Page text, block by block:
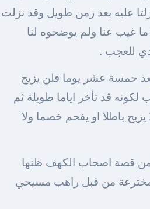
عليه بعد زمن طويل وقد نزلت
غيب عنا ولم يوضحوه لنا
للعجب .
خمسة عشر يوما فلن يزيح
لكونه قد تأخر اياما طويلة ثم
باطلا او يفحم خصما ولا
قصة اصحاب الكهف ظنها
من قبل راهب مسيحي